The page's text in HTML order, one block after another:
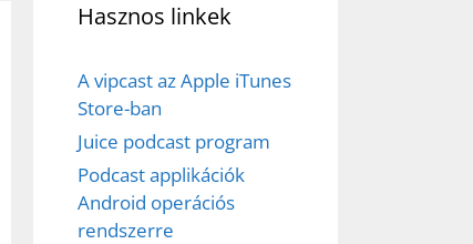
Hasznos linkek
A vipcast az Apple iTunes
Store-ban
Juice podcast program
Podcast applikációk
Android operációs
rendszerre